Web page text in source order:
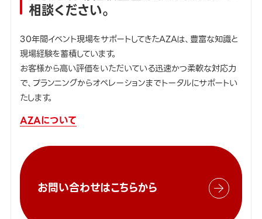
相談ください。
30年間イベント現場をサポートしてきたAZAは、豊富な知識と
現場経験を蓄積しています。
お客様から高い評価をいただいている迅速かつ柔軟な対応力
で、プランニングからオペレーションまでトータルにサポートい
たします。
AZAについて
お問い合わせはこちらから